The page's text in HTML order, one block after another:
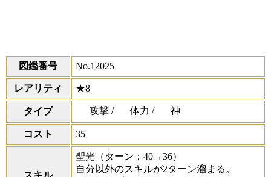
図鑑番号 No.12025
レアリティ ★8
タイプ 攻撃 / 体力 / 神
コスト 35
スキル
聖光 （ターン：40→36）
自分以外のスキルが2ターン溜まる。